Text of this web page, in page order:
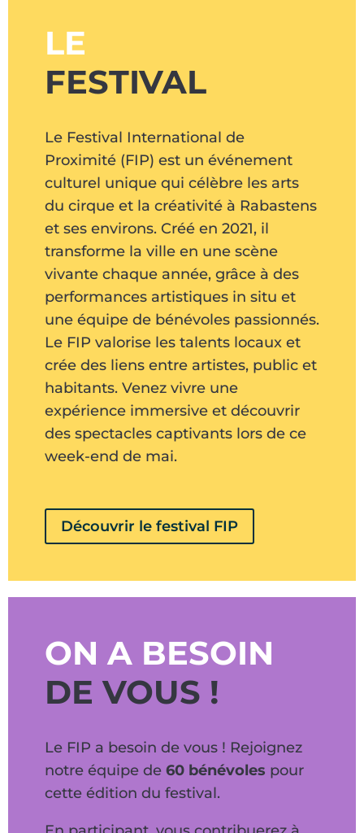
LE
FESTIVAL
Le Festival International de
Proximité (FIP) est un événement
culturel unique qui célèbre les arts
du cirque et la créativité à Rabastens
et ses environs. Créé en 2021, il
transforme la ville en une scène
vivante chaque année, grâce à des
performances artistiques in situ et
une équipe de bénévoles passionnés.
Le FIP valorise les talents locaux et
crée des liens entre artistes, public et
habitants. Venez vivre une
expérience immersive et découvrir
des spectacles captivants lors de ce
week-end de mai.
Découvrir le festival FIP
ON A BESOIN
DE VOUS !
Le FIP a besoin de vous ! Rejoignez
notre équipe de60 bénévoles pour
cette édition du festival.